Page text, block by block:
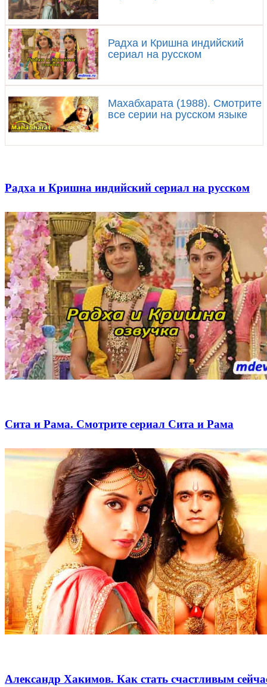
Радха и Кришна индийский
сериал на русском
Махабхарата (1988). Смотрите
все серии на русском языке
Радха и Кришна индийский сериал на русском
Сита и Рама. Смотрите сериал Сита и Рама
Александр Хакимов. Как стать счастливым